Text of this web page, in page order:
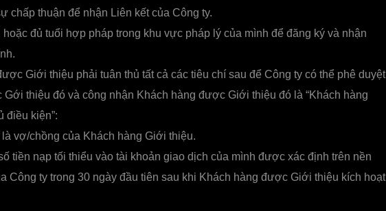
chấp thuận để nhận Liên kết của Công ty.
hoặc đủ tuổi hợp pháp trong khu vực pháp lý của mình để đăng ký và nhận
Giới thiệu phải tuân thủ tất cả các tiêu chí sau để Công ty có thể phê duyệt
Gới thiệu đó và công nhận Khách hàng được Giới thiệu đó là “Khách hàng
điều kiện”:
là vợ/chồng của Khách hàng Giới thiệu.
tiền nạp tối thiểu vào tài khoản giao dịch của mình được xác định trên nền
Công ty trong 30 ngày đầu tiên sau khi Khách hàng được Giới thiệu kích hoạt